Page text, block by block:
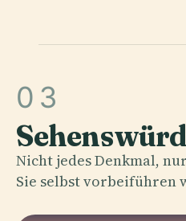
03
Nicht jedes Denkmal,
Sie selbst vorbeiführen